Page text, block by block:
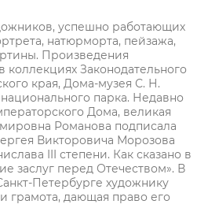
успешно работающих
натюрморта, пейзажа,
Произведения
коллекциях Законодательного
края, Дома-музея С. Н.
парка. Недавно
Дома, великая
Романова подписала
Викторовича Морозова
III степени. Как сказано в
заслуг перед Отечеством». В
Петербурге художнику
грамота, дающая право его